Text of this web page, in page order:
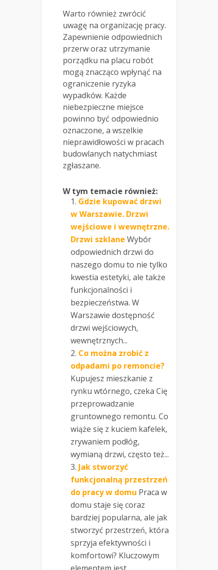
Warto również zwrócić
uwagę na organizację pracy.
Zapewnienie odpowiednich
przerw oraz utrzymanie
porządku na placu robót
mogą znacząco wpłynąć na
ograniczenie ryzyka
wypadków. Każde
niebezpieczne miejsce
powinno być odpowiednio
oznaczone, a wszelkie
nieprawidłowości w pracach
budowlanych natychmiast
zgłaszane.
W tym temacie również:
Gdzie kupować drzwi
w Warszawie. Drzwi
wejściowe i wewnętrzne.
Drzwi szklane Wybór
odpowiednich drzwi do
naszego domu to nie tylko
kwestia estetyki, ale także
funkcjonalności i
bezpieczeństwa. W
Warszawie dostępność
drzwi wejściowych,
wewnętrznych...
Co można zrobić z
odpadami po remoncie?
Kupujesz mieszkanie z
rynku wtórnego, czeka Cię
przeprowadzanie
gruntownego remontu. Co
wiąże się z kuciem kafelek,
zrywaniem podłóg,
wymianą drzwi, często też...
Jak stworzyć
funkcjonalną przestrzeń
do pracy w domu Praca w
domu staje się coraz
bardziej popularna, ale jak
stworzyć przestrzeń, która
sprzyja efektywności i
komfortowi? Kluczowym